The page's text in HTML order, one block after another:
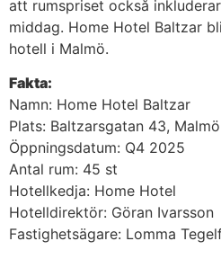
att rumspriset också
middag. Home Hotel Baltzar
hotell i Malmö.
Fakta:
Namn: Home Hotel Baltzar
Plats: Baltzarsgatan 43, Malmö
Öppningsdatum: Q4 2025
Antal rum: 45 st
Hotellkedja: Home Hotel
Hotelldirektör: Göran Ivarsson
Fastighetsägare: Lomma